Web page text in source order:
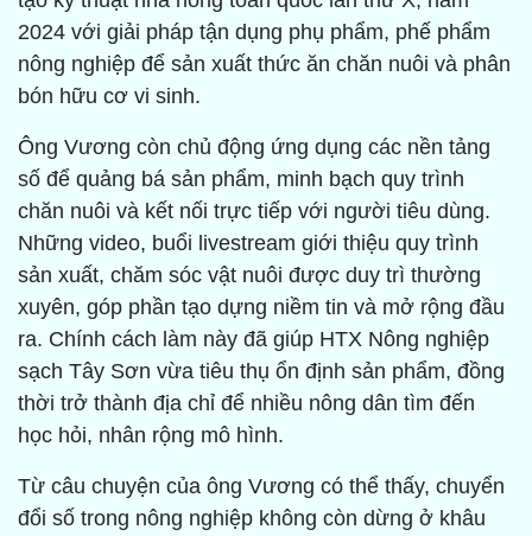
2024 với giải pháp tận dụng phụ phẩm, phế phẩm
nông nghiệp để sản xuất thức ăn chăn nuôi và phân
bón hữu cơ vi sinh.
Ông Vương còn chủ động ứng dụng các nền tảng
số để quảng bá sản phẩm, minh bạch quy trình
chăn nuôi và kết nối trực tiếp với người tiêu dùng.
Những video, buổi livestream giới thiệu quy trình
sản xuất, chăm sóc vật nuôi được duy trì thường
xuyên, góp phần tạo dựng niềm tin và mở rộng đầu
ra. Chính cách làm này đã giúp HTX Nông nghiệp
sạch Tây Sơn vừa tiêu thụ ổn định sản phẩm, đồng
thời trở thành địa chỉ để nhiều nông dân tìm đến
học hỏi, nhân rộng mô hình.
Từ câu chuyện của ông Vương có thể thấy, chuyển
đổi số trong nông nghiệp không còn dừng ở khâu